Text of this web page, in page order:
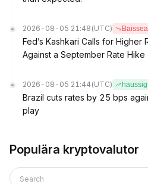
2026-08-05 21:48 (UTC)
Fed’s Kashkari Calls for Higher
Against a September Rate Hike
2026-08-05 21:44 (UTC) haussig
Brazil cuts rates by 25 bps
play
Populära kryptovalutor
Search